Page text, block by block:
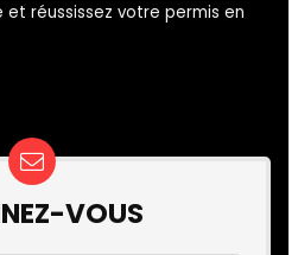
réussissez votre permis en
VOUS